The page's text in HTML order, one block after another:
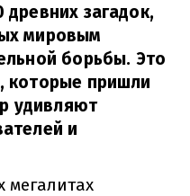
загадок,
мировым
борьбы. Это
которые пришли
удивляют
и
мегалитах